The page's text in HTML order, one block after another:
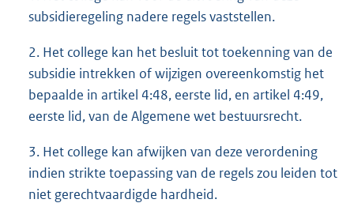
subsidieregeling nadere regels vaststellen.
2. Het college kan het besluit tot toekenning van de
subsidie intrekken of wijzigen overeenkomstig het
bepaalde in artikel 4:48, eerste lid, en artikel 4:49,
eerste lid, van de Algemene wet bestuursrecht.
3. Het college kan afwijken van deze verordening
indien strikte toepassing van de regels zou leiden tot
niet gerechtvaardigde hardheid.